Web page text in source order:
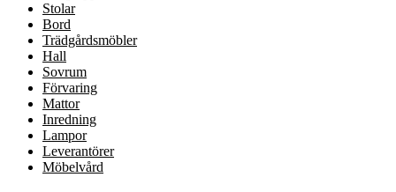
Stolar
Bord
Trädgårdsmöbler
Hall
Sovrum
Förvaring
Mattor
Inredning
Lampor
Leverantörer
Möbelvård